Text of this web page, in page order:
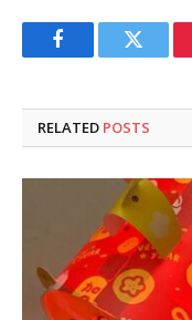
FacebookTwitter
RELATED POSTS